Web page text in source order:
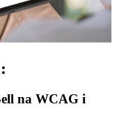
na WCAG i